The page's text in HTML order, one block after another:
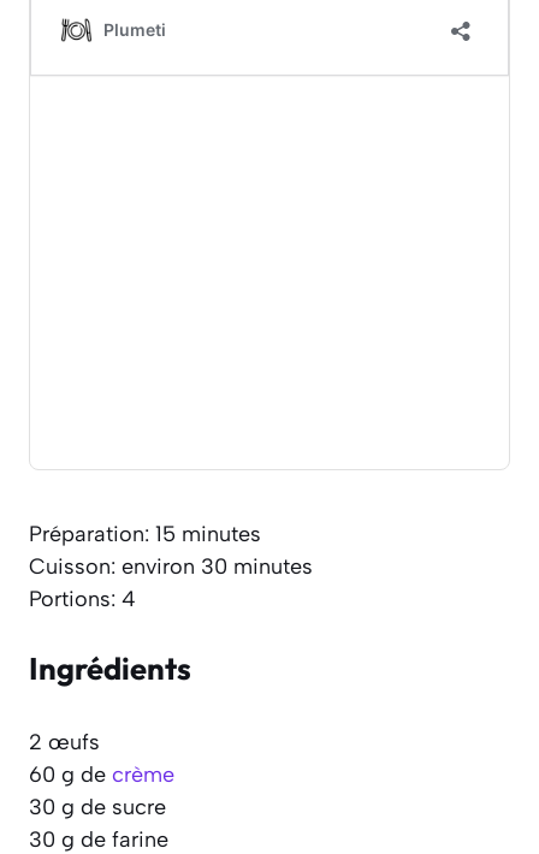
Préparation: 15 minutes
Cuisson: environ 30 minutes
Portions: 4
Ingrédients
2 œufs
60 g de crème
30 g de sucre
30 g de farine